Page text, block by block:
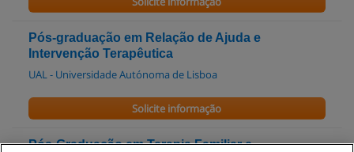
Pós-graduação em Relação de Ajuda e
Intervenção Terapêutica
UAL - Universidade Autónoma de Lisboa
Solicite informação
Pós-Graduação em Terapia Familiar e